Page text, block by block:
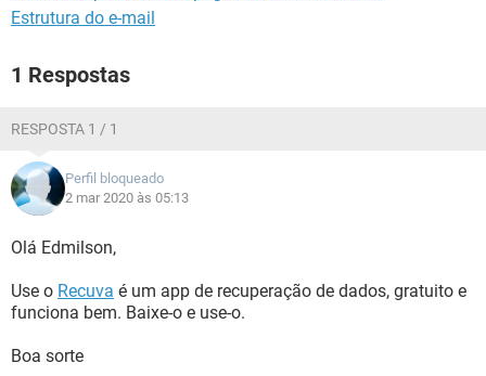
Estrutura do e-mail
1 Respostas
RESPOSTA 1 / 1
Perfil bloqueado
2 mar 2020 às 05:13
Olá Edmilson,
Use o Recuva é um app de recuperação de dados, gratuito e
funciona bem. Baixe-o e use-o.
Boa sorte